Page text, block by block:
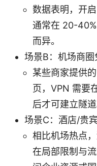
数据表明，开
通常在 20-
而异。
场景B：机场商
某些商家提供
页，VPN 需要
后才可建立隧道
场景C：酒店/贵
相比机场热点
在局部限制与